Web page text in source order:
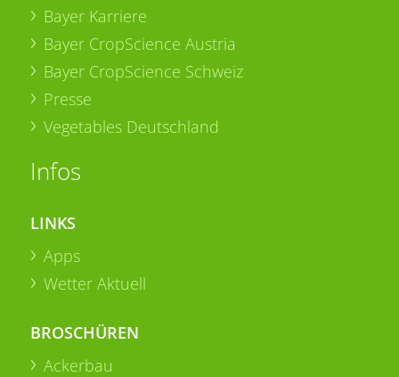
Bayer Karriere
Bayer CropScience Austria
Bayer CropScience Schweiz
Presse
Vegetables Deutschland
Infos
LINKS
Apps
Wetter Aktuell
BROSCHÜREN
Ackerbau